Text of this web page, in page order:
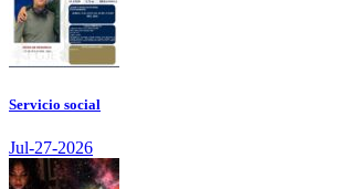
Servicio social
Jul-27-2026